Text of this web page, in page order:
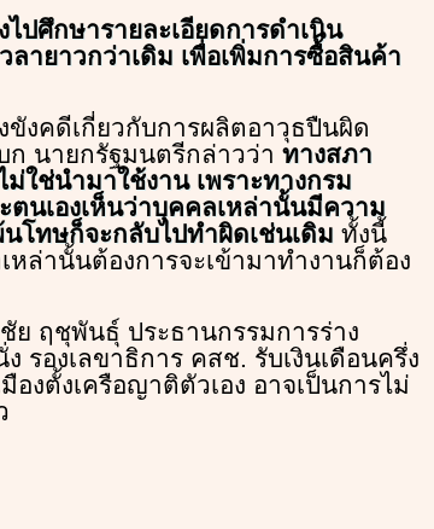
ปศึกษารายละเอียดการดำเนิน
ายาวกว่าเดิม เพื่อเพิ่มการซื้อสินค้า
งคดีเกี่ยวกับการผลิตอาวุธปืนผิด
นายกรัฐมนตรีกล่าวว่า ทางสภา
ใช่นำมาใช้งาน เพราะทางกรม
นเองเห็นว่าบุคคลเหล่านั้นมีความ
โทษก็จะกลับไปทำผิดเช่นเดิม ทั้งนี้
ล่านั้นต้องการจะเข้ามาทำงานก็ต้อง
ฤชุพันธุ์ ประธานกรรมการร่าง
รองเลขาธิการ คสช. รับเงินเดือนครึ่ง
งตั้งเครือญาติตัวเอง อาจเป็นการไม่